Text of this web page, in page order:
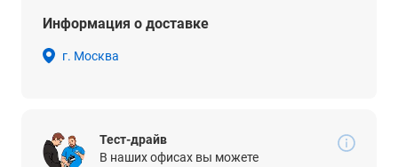
Информация о доставке
г. Москва
Тест-драйв
В наших офисах вы можете